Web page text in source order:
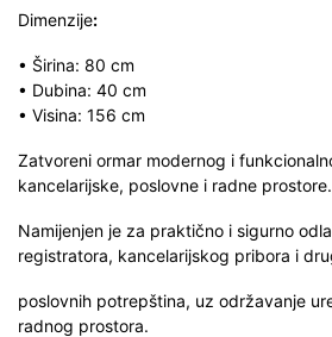
Dimenzije:
• Širina: 80 cm
• Dubina: 40 cm
• Visina: 156 cm
Zatvoreni ormar modernog i
kancelarijske, poslovne i radne prostore.
Namijenjen je za praktično i sigurno
registratora, kancelarijskog pribora i
poslovnih potrepština, uz održavanje
radnog prostora.